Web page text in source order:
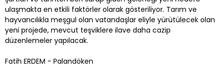
ulaşmakta en etkili faktörler olarak gösteriliyor. Tarım ve
hayvancılıkla meşgul olan vatandaşlar eliyle yürütülecek olan
yeni projede, mevcut teşviklere ilave daha cazip
düzenlemeler yapılacak.
Fatih ERDEM - Palandöken